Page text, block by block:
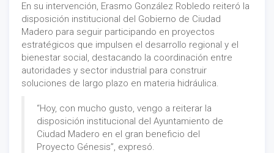
En su intervención, Erasmo González Robledo reiteró la
disposición institucional del Gobierno de Ciudad
Madero para seguir participando en proyectos
estratégicos que impulsen el desarrollo regional y el
bienestar social, destacando la coordinación entre
autoridades y sector industrial para construir
soluciones de largo plazo en materia hidráulica.
“Hoy, con mucho gusto, vengo a reiterar la
disposición institucional del Ayuntamiento de
Ciudad Madero en el gran beneficio del
Proyecto Génesis”, expresó.